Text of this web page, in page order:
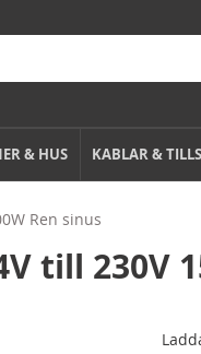
& HUS KABLAR &
Ren sinus
till 230V